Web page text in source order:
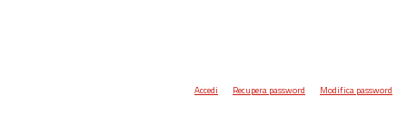
Accedi Recupera password Modifica password